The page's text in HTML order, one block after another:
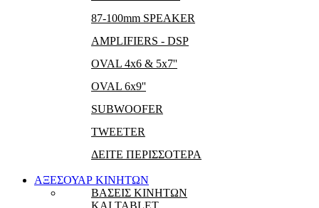
87-100mm SPEAKER
AMPLIFIERS - DSP
OVAL 4x6 & 5x7''
OVAL 6x9''
SUBWOOFER
TWEETER
ΔΕΙΤΕ ΠΕΡΙΣΣΟΤΕΡΑ
ΑΞΕΣΟΥΑΡ ΚΙΝΗΤΩΝ
ΒΑΣΕΙΣ ΚΙΝΗΤΩΝ
ΚΑΙ TABLET